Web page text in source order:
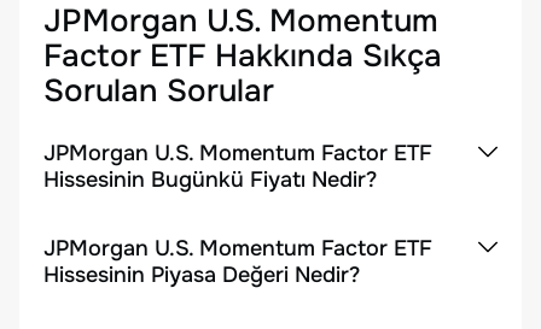
JPMorgan U.S. Momentum
Factor ETF Hakkında Sıkça
Sorulan Sorular
JPMorgan U.S. Momentum Factor ETF
Hissesinin Bugünkü Fiyatı Nedir?
JPMorgan U.S. Momentum Factor ETF
Hissesinin Piyasa Değeri Nedir?